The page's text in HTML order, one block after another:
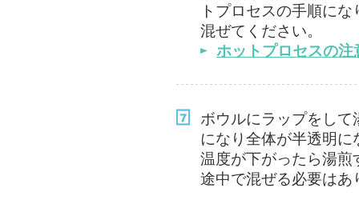
トプロセスの手順に
混ぜてください。
ホットプロセスの注
ボウルにラップをし
になり全体が半透明
温度が下がったら湯
途中で混ぜる必要はあ